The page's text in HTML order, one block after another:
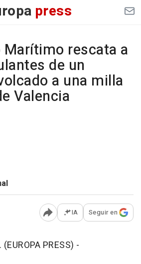
press
rescata a
de un
a una milla
Valencia
Abrir opciones para
IA Seguir en
PRESS) -